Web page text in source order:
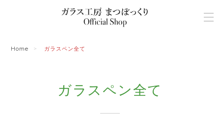
Home ガラスペン全て
ガラスペン全て